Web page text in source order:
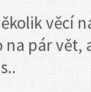
věcí
pár